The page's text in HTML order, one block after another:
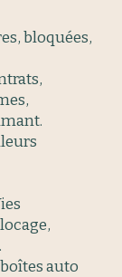
bloquées,
auto